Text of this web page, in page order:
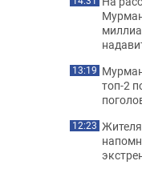
13:19
топ-2
12:23